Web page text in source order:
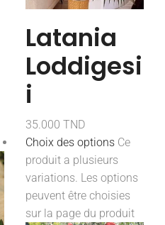
Latania
Loddigesi
i
35.000 TND
Choix des options Ce
produit a plusieurs
variations. Les options
peuvent être choisies
sur la page du produit